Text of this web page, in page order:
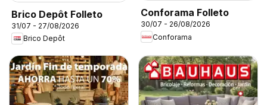
Brico Depôt Folleto
31/07 - 27/08/2026
Brico Depôt
Conforama Folleto
30/07 - 26/08/2026
Conforama